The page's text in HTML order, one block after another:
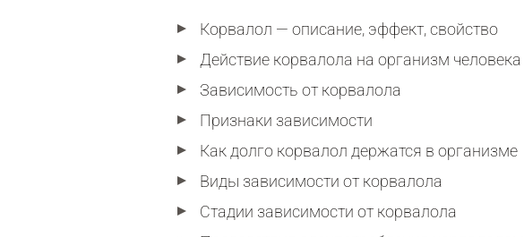
Корвалол — описание, эффект, свойство
Действие корвалола на организм человека
Зависимость от корвалола
Признаки зависимости
Как долго корвалол держатся в организме
Виды зависимости от корвалола
Стадии зависимости от корвалола